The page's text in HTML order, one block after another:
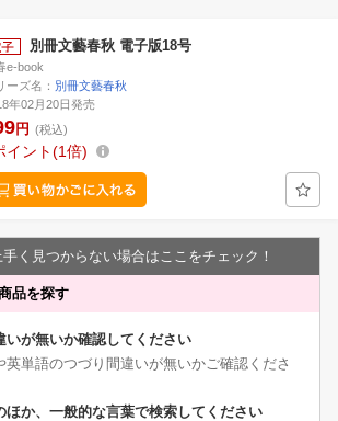
別冊文藝春秋 電子版18号
e-book
ーズ名： 別冊文藝春秋
年02月20日発売
円 (税込)
イント 1倍
く見つからない場合はここをチェック！
品を探す
いが無いか確認してください
英単語のつづり間違いが無いかご確認くださ
ほか、一般的な言葉で検索してください